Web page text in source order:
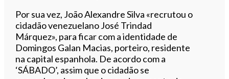
Por sua vez, João Alexandre Silva «recrutou o
cidadão venezuelano José Trindad
Márquez», para ficar com a identidade de
Domingos Galan Macias, porteiro, residente
na capital espanhola. De acordo com a
‘SÁBADO’, assim que o cidadão se